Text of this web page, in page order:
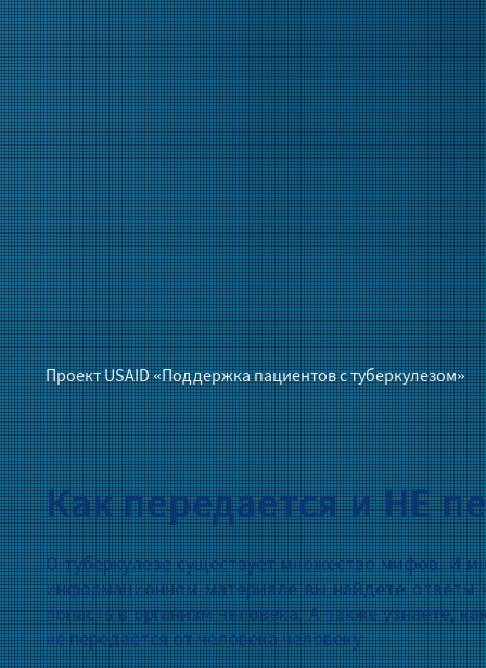
Проект USAID «Поддержка пациентов с туберкулезом»
Как передается и НЕ
О туберкулезе существует множество мифов. И
информационном материале вы найдете ответы
попасть в организм человека. А также узнаете,
не передается от человека человеку.